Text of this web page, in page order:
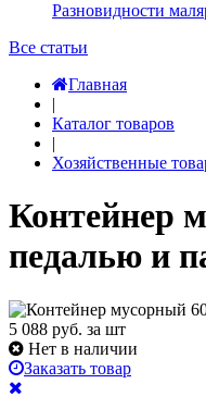
Разновидности
Все статьи
Главная
|
Каталог товаров
|
Хозяйственные
Контейнер
педалью и
5 088 руб. за шт
Нет в наличии
Заказать товар